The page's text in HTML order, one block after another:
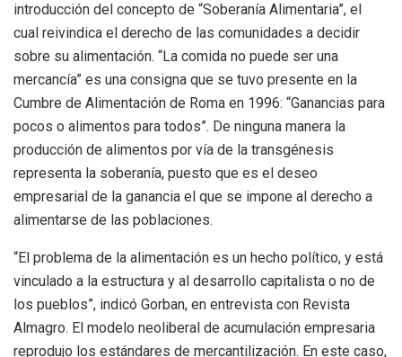
introducción del concepto de “Soberanía Alimentaria”, el
cual reivindica el derecho de las comunidades a decidir
sobre su alimentación. “La comida no puede ser una
mercancía” es una consigna que se tuvo presente en la
Cumbre de Alimentación de Roma en 1996: “Ganancias para
pocos o alimentos para todos”. De ninguna manera la
producción de alimentos por vía de la transgénesis
representa la soberanía, puesto que es el deseo
empresarial de la ganancia el que se impone al derecho a
alimentarse de las poblaciones.
“El problema de la alimentación es un hecho político, y está
vinculado a la estructura y al desarrollo capitalista o no de
los pueblos”, indicó Gorban, en entrevista con Revista
Almagro. El modelo neoliberal de acumulación empresaria
reprodujo los estándares de mercantilización. En este caso,